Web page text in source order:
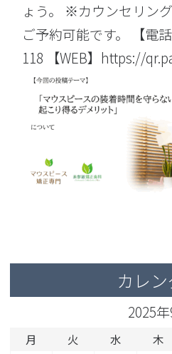
ょう。 ※カウンセリン
ご予約可能です。 【電
118 【WEB】https://
カレ
2025
月 火 水 木